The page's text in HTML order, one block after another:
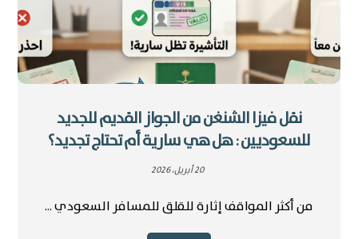
نقل فيزا الشنغن من الجواز القديم للجديد
للسعوديين : هل هي سارية أم تحتاج تجديد؟
20 أبريل، 2026
من أكثر المواقف إثارة للقلق للمسافر السعودي ...